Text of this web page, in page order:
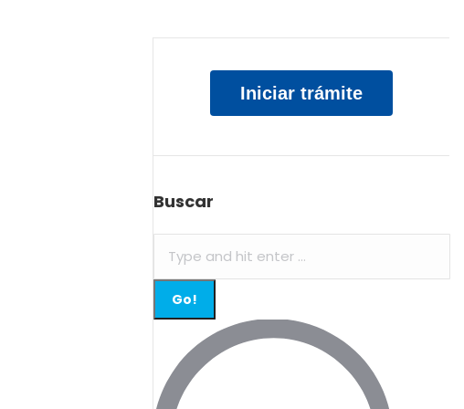
Iniciar trámite
Buscar